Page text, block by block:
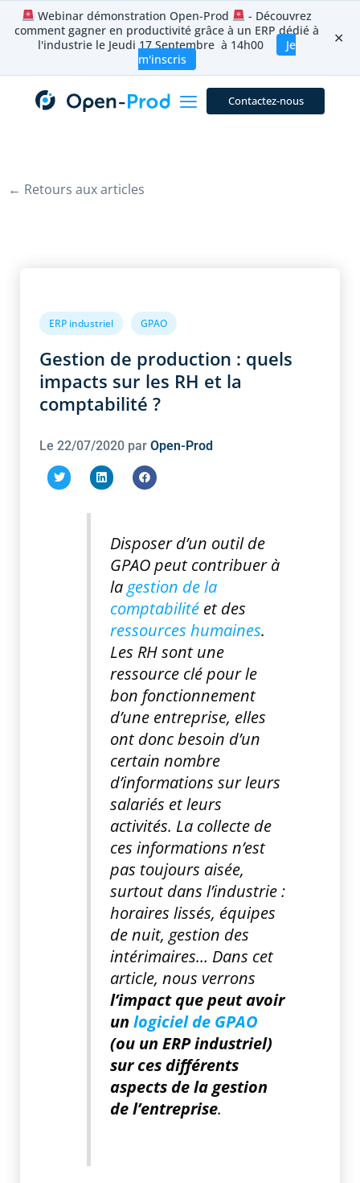
Webinar démonstration Open-Prod
- Découvrez
comment gagner en productivité grâce à un ERP dédié à
l'industrie le Jeudi 17 Septembre à 14h00
Je
m'inscris
✕
Aller
contenu
Contactez-nous
← Retours aux articles
ERP industriel GPAO
Gestion de production : quels
impacts sur les RH et la
comptabilité ?
Le 22/07/2020 parOpen-Prod
Disposer d’un outil de
GPAO peut contribuer à
lagestion de la
comptabilité et des
ressources humaines.
Les RH sont une
ressource clé pour le
bon fonctionnement
d’une entreprise, elles
ont donc besoin d’un
certain nombre
d’informations sur leurs
salariés et leurs
activités. La collecte de
ces informations n’est
pas toujours aisée,
surtout dans l’industrie :
horaires lissés, équipes
de nuit, gestion des
intérimaires… Dans cet
article, nous verrons
l’impact que peut avoir
unlogiciel de GPAO
(ou un ERP industriel)
sur ces différents
aspects de la gestion
de l’entreprise.